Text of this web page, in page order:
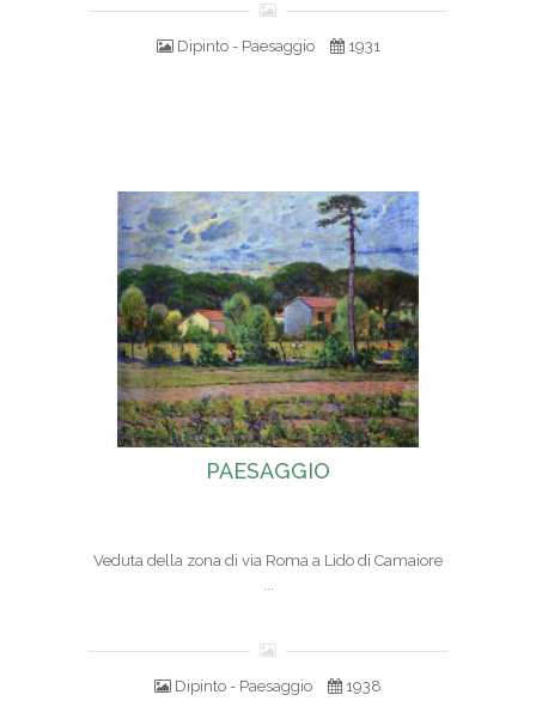
Dipinto - Paesaggio 1931
PAESAGGIO
Veduta della zona di via Roma a Lido di Camaiore
...
Dipinto - Paesaggio 1938